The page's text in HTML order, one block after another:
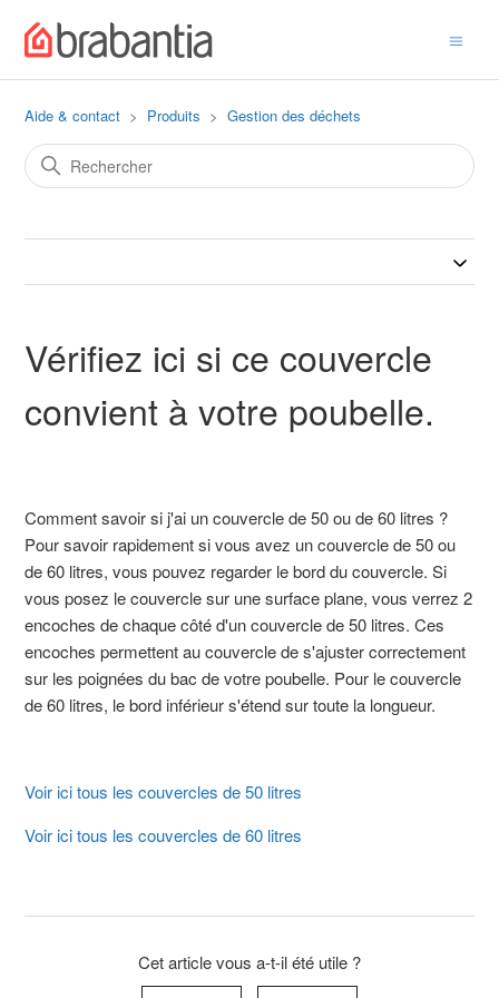
Aide & contact Produits Gestion des déchets
Vérifiez ici si ce couvercle
convient à votre poubelle.
Comment savoir si j'ai un couvercle de 50 ou de 60 litres ?
Pour savoir rapidement si vous avez un couvercle de 50 ou
de 60 litres, vous pouvez regarder le bord du couvercle. Si
vous posez le couvercle sur une surface plane, vous verrez 2
encoches de chaque côté d'un couvercle de 50 litres. Ces
encoches permettent au couvercle de s'ajuster correctement
sur les poignées du bac de votre poubelle. Pour le couvercle
de 60 litres, le bord inférieur s'étend sur toute la longueur.
Voir ici tous les couvercles de 50 litres
Voir ici tous les couvercles de 60 litres
Cet article vous a-t-il été utile ?